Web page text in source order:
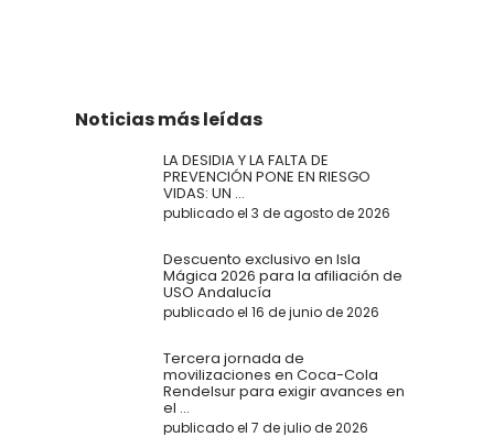
Noticias más leídas
LA DESIDIA Y LA FALTA DE
PREVENCIÓN PONE EN RIESGO
VIDAS: UN ...
publicado el 3 de agosto de 2026
Descuento exclusivo en Isla
Mágica 2026 para la afiliación de
USO Andalucía
publicado el 16 de junio de 2026
Tercera jornada de
movilizaciones en Coca-Cola
Rendelsur para exigir avances en
el ...
publicado el 7 de julio de 2026